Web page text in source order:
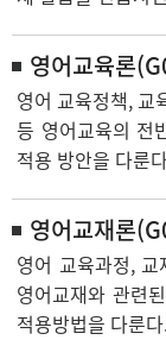
영어교육론
영어 교육정책, 교
등 영어교육의 전
적용 방안을 다룬
영어교재론
영어 교육과정,
영어교재와 관련
적용방법을 다룬